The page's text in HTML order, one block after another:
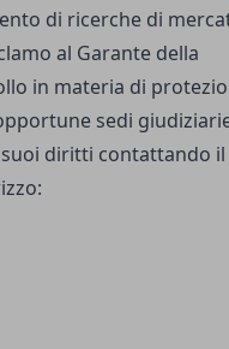
di ricerche di
al Garante della
in materia di
sedi
suoi diritti contattando il